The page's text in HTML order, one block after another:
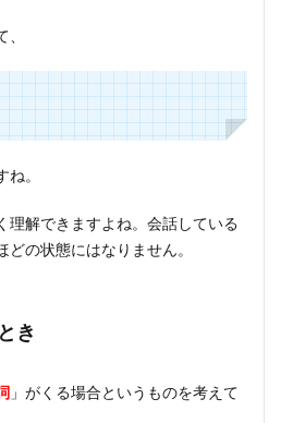
。
理解できますよね。会話している
の状態にはなりません。
き
」がくる場合というものを考えて